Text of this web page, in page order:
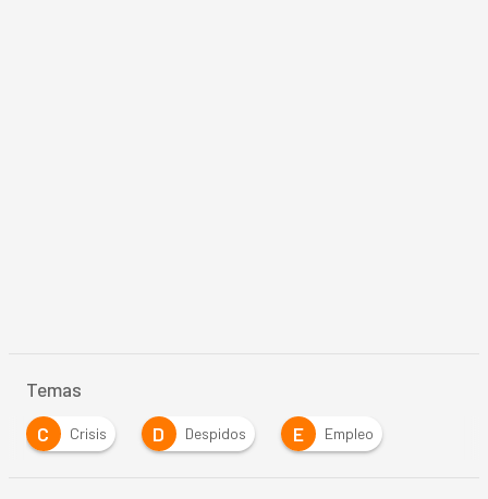
Temas
C
Crisis D Despidos E Empleo